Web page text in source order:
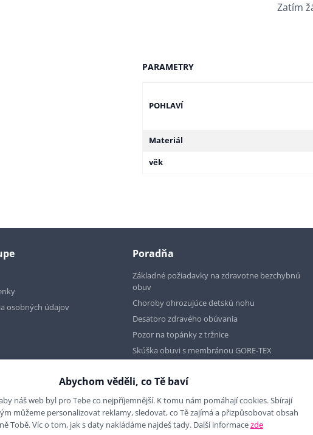
Zatím
PARAMETRY
POHLAVÍ
Materiál
věk
osobných údajov
Poradňa
Základné požiadavky na zdravotne bezchybnú
obuv
Choroby ohrozujúce detskú nohu
Desatoro zdravého obúvania
Pozor na topánky z tržnice
Skúška obuvi s membránou GORE-TEX
Abychom věděli, co Tě baví
náš web byl pro Tebe co nejpříjemnější. K tomu nám pomáhají cookies. Sbírají
můžeme personalizovat reklamy, sledovat, co Tě zajímá a přizpůsobovat obsah
Tobě. Víc o tom, jak s daty nakládáme najdeš tady. Další informacezde